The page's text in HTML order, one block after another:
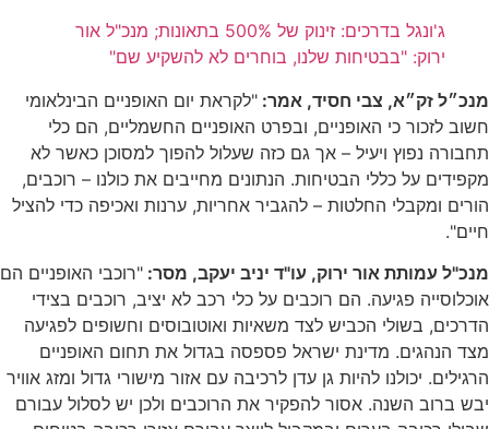
ג'ונגל בדרכים: זינוק של 500% בתאונות; מנכ"ל אור
ירוק: "בבטיחות שלנו, בוחרים לא להשקיע שם"
מנכ״ל זק״א, צבי חסיד, אמר: "לקראת יום האופניים הבינלאומי
חשוב לזכור כי האופניים, ובפרט האופניים החשמליים, הם כלי
תחבורה נפוץ ויעיל – אך גם כזה שעלול להפוך למסוכן כאשר לא
מקפידים על כללי הבטיחות. הנתונים מחייבים את כולנו – רוכבים,
הורים ומקבלי החלטות – להגביר אחריות, ערנות ואכיפה כדי להציל
חיים".
מנכ"ל עמותת אור ירוק, עו"ד יניב יעקב, מסר: "רוכבי האופניים הם
אוכלוסייה פגיעה. הם רוכבים על כלי רכב לא יציב, רוכבים בצידי
הדרכים, בשולי הכביש לצד משאיות ואוטובוסים וחשופים לפגיעה
מצד הנהגים. מדינת ישראל פספסה בגדול את תחום האופניים
הרגילים. יכולנו להיות גן עדן לרכיבה עם אזור מישורי גדול ומזג אוויר
יבש ברוב השנה. אסור להפקיר את הרוכבים ולכן יש לסלול עבורם